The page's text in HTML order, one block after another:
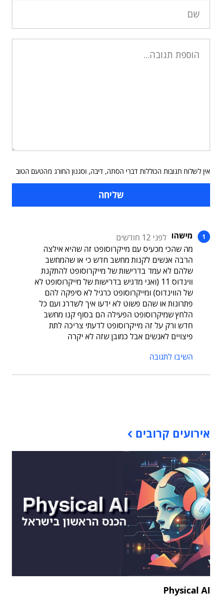
אין לשלוח תגובות הכוללות דברי הסתה, דיבה, וסגנון החורג מהטעם הטוב
מישהו לפני 12 חודשים
מה שהכי מכעיס עם מייקרוסופט זה שהיא אילצה
הרבה אנשים לקנות מחשב חדש כי או שהמחשב
שלהם לא עמד בדרישות של מייקרוסופט להתקנת
ווינדוס 11 (ואני מדגיש בדרישות של מייקרוסופט לא
של הווינדוס) ומייקרוסופט כרגיל לא סיפקה להם
פתרונות או שהם פשוט לא ידעו איך לשדרג ועם כל
הלחץ שמיקרוסופט הפעילה הם בסוף קנו מחשב
חדש ורק על זה מייקרוסופט לדעתי צריכה לתת
פיצויים לאנשים אבל כמובן שזה לא יקרה
השיבו לתגובה
אירועים קרובים
Physical AI